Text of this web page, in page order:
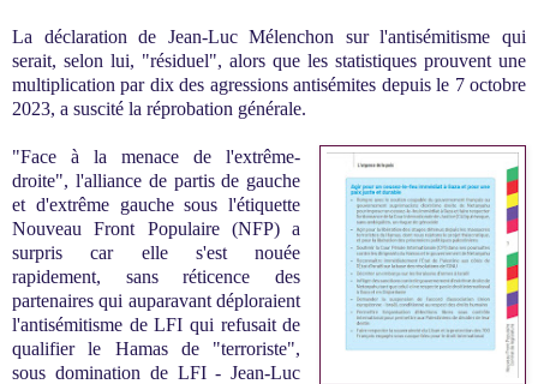
La déclaration de Jean-Luc Mélenchon sur l'antisémitisme qui
serait, selon lui, "résiduel", alors que les statistiques prouvent une
multiplication par dix des agressions antisémites depuis le 7 octobre
2023, a suscité la réprobation générale.
"Face à la menace de l'extrême-
droite", l'alliance de partis de gauche
et d'extrême gauche sous l'étiquette
Nouveau Front Populaire (NFP) a
surpris car elle s'est nouée
rapidement, sans réticence des
partenaires qui auparavant déploraient
l'antisémitisme de LFI qui refusait de
qualifier le Hamas de "terroriste",
sous domination de LFI - Jean-Luc